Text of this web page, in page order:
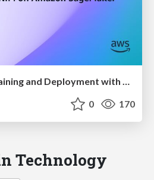
Generative AI FM Training and Deployment with NVIDIA NeMo and NIM on Amazon SageMaker
0 170
Technology